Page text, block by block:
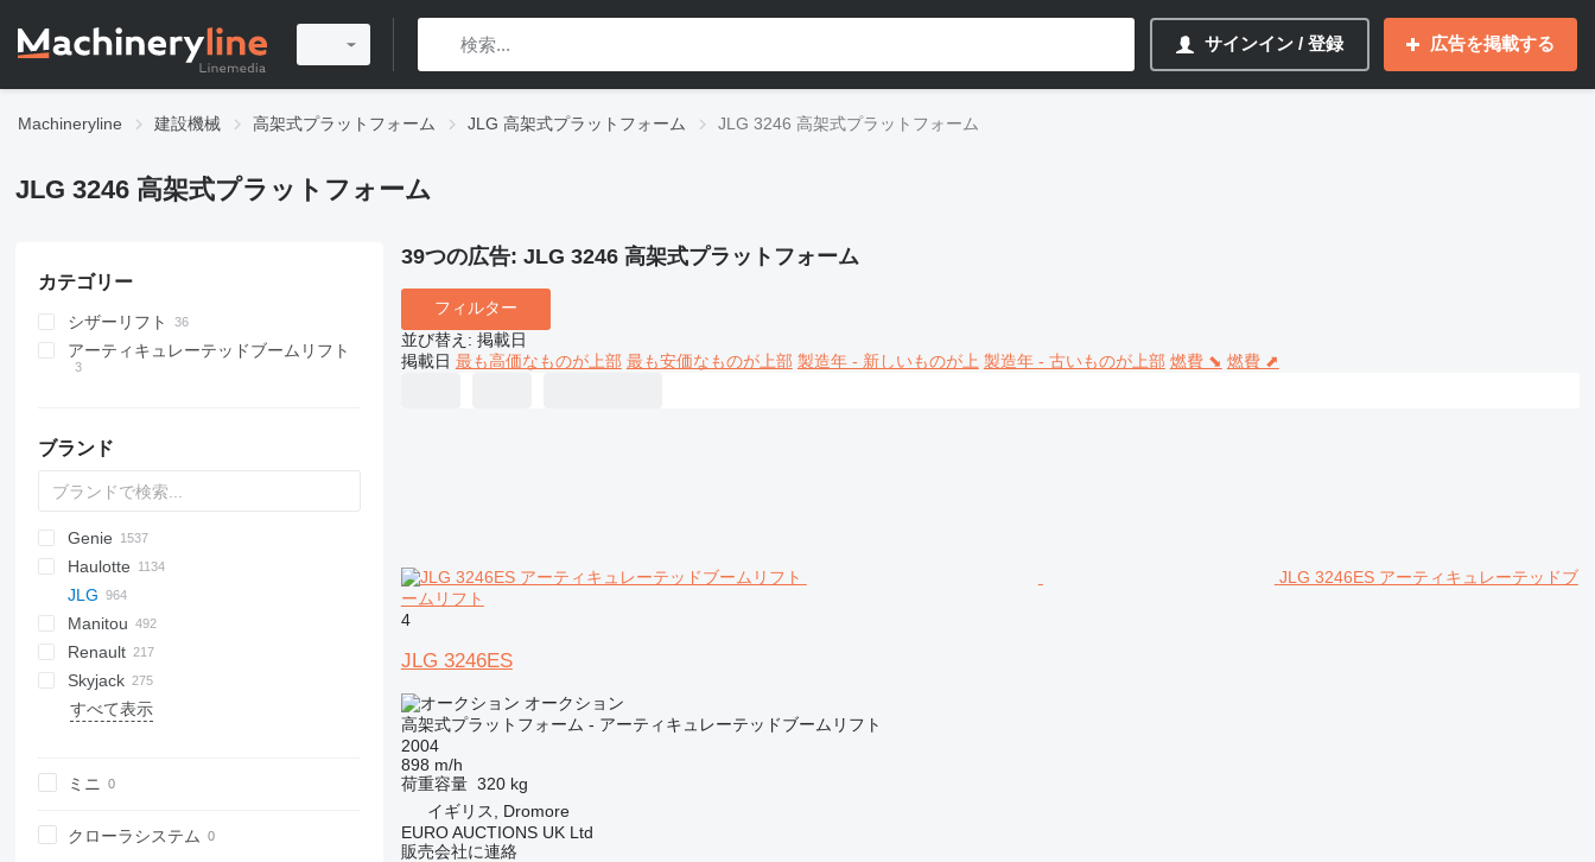
サインイン / 登録 広告を掲載する
Machineryline 建設機械 高架式プラットフォーム JLG 高架式プラットフォーム JLG 3246 高架式プラットフォーム
JLG 3246 高架式プラットフォーム
カテゴリー
シザーリフト
アーティキュレーテッドブームリフト
ブランド
RM
RV
SP
SR
SV
A-Series
SF
SG
V-Series
X-Series
XL
A series
D series
Leonardo
AHK
HD
TRACCESS
CM
Jumper
WAV
CF
LF
DK
DL
AMWP
GTBZ
JCPT
105
120
135
150
160
180
260
R-series
CA
F-series
Ranger
Transit
Aumark
FL
FS
3309
5201
300
500
1500
Genie
AWP
GH
GR
GS
IWP
S series
AMZ
MZ
Toucan
GTHZ
HS
HV
Haulotte
Compact
H-series
HA
HM
HT
HK
700
LL
EX
C-series
IT
Daily
EuroCargo
Eurotech
Eurotrakker
Stralis
4600
4700
PNT
D-Max
ELF
M-Series
NPR
IG
IT
N-Series
527
S-Series
JLG
10
25AM
80
153-12
400SC
SPX
KK
A-series
AR
AS
MT
T-series
Defender
SL
F8
L2000
LE
TGA
TGS
1932
2033
2633
2684 RT
6092 RT
MC
DS
EAB
ES
Manitou
AETJ
ATJ
MRT
TJ
HZ
XE
Parma
Actros
Antos
Arocs
E-Class
MPR
ROTO
Canter
Canter
M-series
09AC
120
HR
N-series
Cabstar
NT
Octopussy
Snake
1550
1650
1830
2300
Movano
Vivaro
S151-16E
S151-19E
S171-12E
PTK
Expert
Porter
Spider 18.90 Pro
Spider 20.95
Nano SP
Renault
D-series
K-series
Mascott
Bluelift SA18
TB 270
P-series
S-series
Skyjack
SJ
A-series
S-series
A314
266
SWSL
815
TA
LEO23GT
LEO35T
URW
AB
X-series
Crafter
FE
FMX
GTBZ
BOSS X3
ZA
すべて表示
ミニ
クローラシステム
39つの広告: JLG 3246 高架式プラットフォーム
フィルター
並び替え : 掲載日
掲載日 最も高価なものが上部 最も安価なものが上部 製造年 - 新しいものが上 製造年 - 古いものが上部 燃費 ⬊ 燃費 ⬈
JLG 3246ES アーティキュレーテッドブ
ームリフト
4
JLG 3246ES
オークション
高架式プラットフォーム - アーティキュレーテッドブームリフト
2004
898 m/h
荷重容量 320 kg
イギリス, Dromore
EURO AUCTIONS UK Ltd
販売会社に連絡